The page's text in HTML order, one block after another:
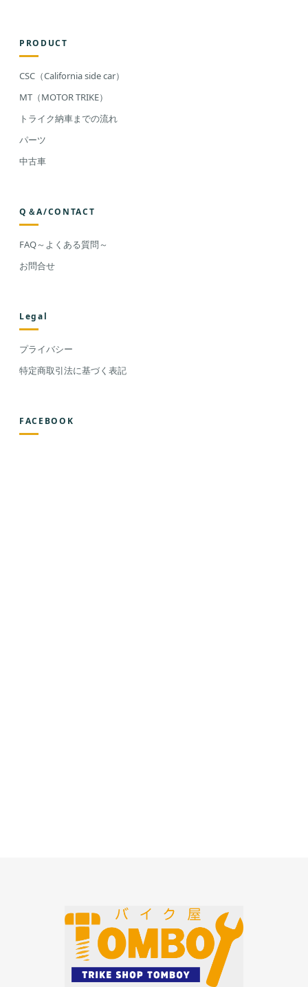
PRODUCT
CSC（California side car）
MT（MOTOR TRIKE）
トライク納車までの流れ
パーツ
中古車
Q＆A/CONTACT
FAQ～よくある質問～
お問合せ
Legal
プライバシー
特定商取引法に基づく表記
FACEBOOK